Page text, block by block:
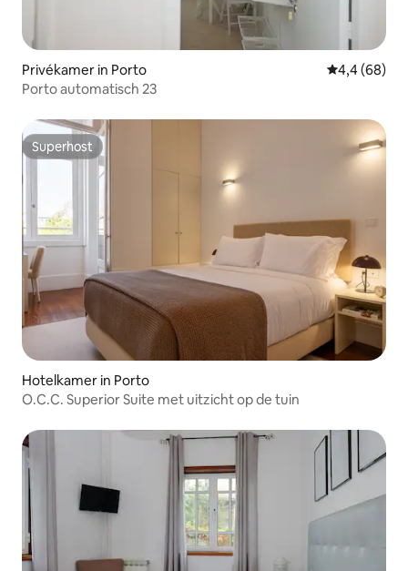
Privékamer in Porto Gemiddelde
4,4 (68)
Porto automatisch 23
Superhost
Superhost
Hotelkamer in Porto
O.C.C. Superior Suite met uitzicht op de tuin